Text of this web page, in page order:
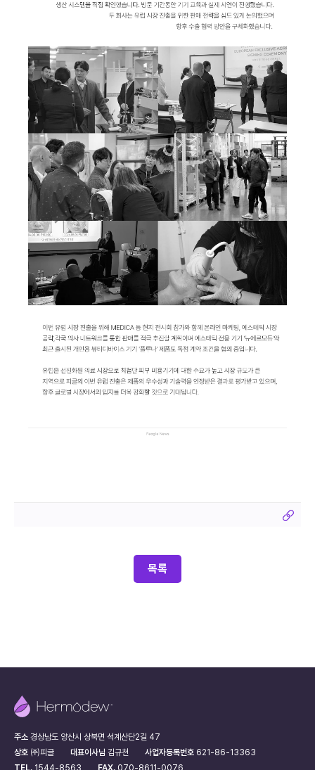
목록
주소 경상남도 양산시 상북면 석계산단2길 47
상호 ㈜피글 대표이사님 김규천 사업자등록번호 621-86-13363